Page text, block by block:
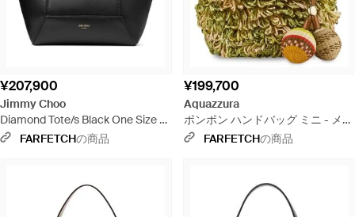
¥207,900
Jimmy Choo
Diamond Tote/s Black One Size -
ブラックFARFETCHの商品
¥199,700
Aquazzura
ポンポン ハンドバッグ ミニ - メタ
リックFARFETCHの商品